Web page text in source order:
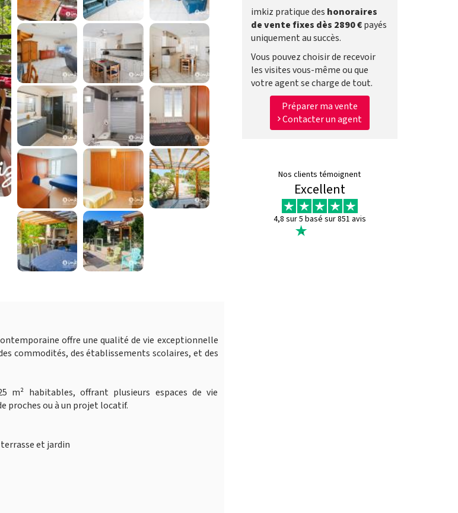
offre une qualité de vie exceptionnelle
commodités, des établissements scolaires, et des
m² habitables, offrant plusieurs espaces de vie
proches ou à un projet locatif.
terrasse et jardin
imkiz pratique des honoraires
de vente fixes dès 2890 €payés
uniquement au succès.
Vous pouvez choisir de recevoir
les visites vous-même ou que
votre agent se charge de tout.
Préparer ma vente
Contacter un agent
Nos clients témoignent
Excellent
4,8 sur 5 basé sur 851 avis